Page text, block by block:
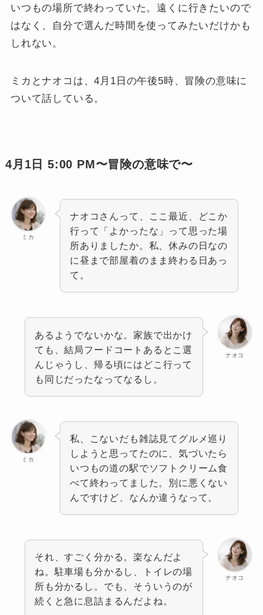
いつもの場所で終わっていた。遠くに行きたいので
はなく、自分で選んだ時間を使ってみたいだけかも
しれない。
ミカとナオコは、4月1日の午後5時、冒険の意味に
ついて話している。
4月1日 5:00 PM〜冒険の意味で〜
ミカ
ナオコさんって、ここ最近、どこか
行って「よかったな」って思った場
所ありましたか。私、休みの日なの
に昼まで部屋着のまま終わる日あっ
て。
ナオコ
あるようでないかな。家族で出かけ
ても、結局フードコートあるとこ選
んじゃうし、帰る頃にはどこ行って
も同じだったなってなるし。
ミカ
私、こないだも雑誌見てグルメ巡り
しようと思ってたのに、気づいたら
いつもの道の駅でソフトクリーム食
べて終わってました。別に悪くない
んですけど、なんか違うなって。
ナオコ
それ、すごく分かる。楽なんだよ
ね。駐車場も分かるし、トイレの場
所も分かるし。でも、そういうのが
続くと急に息詰まるんだよね。